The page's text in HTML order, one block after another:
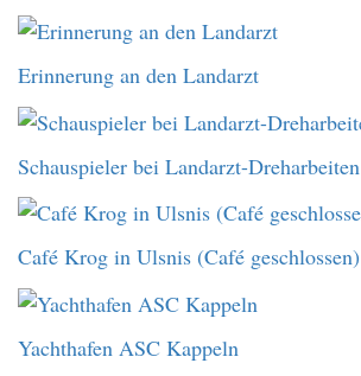
Erinnerung an den Landarzt
Schauspieler bei Landarzt-Dreharbeiten
Café Krog in Ulsnis (Café geschlossen)
Yachthafen ASC Kappeln